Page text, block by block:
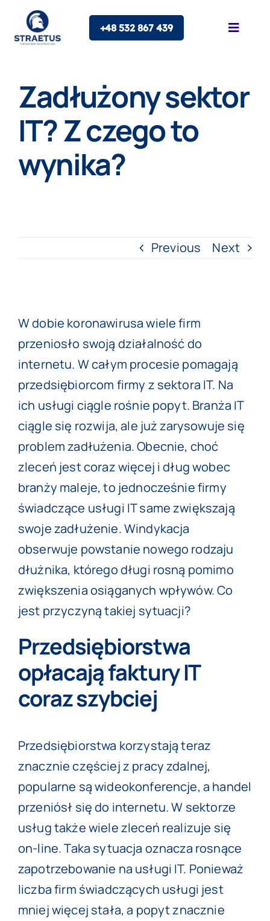
content
+48 532 867 439
Toggle
Oferta
Zadłużony sektor
IT? Z czego to
wynika?
Previous Next
Larger
Image
W dobie koronawirusa wiele firm
przeniosło swoją działalność do
internetu. W całym procesie pomagają
przedsiębiorcom firmy z sektora IT. Na
ich usługi ciągle rośnie popyt. Branża IT
ciągle się rozwija, ale już zarysowuje się
problem zadłużenia. Obecnie, choć
zleceń jest coraz więcej i dług wobec
branży maleje, to jednocześnie firmy
świadczące usługi IT same zwiększają
swoje zadłużenie.Windykacja
obserwuje powstanie nowego rodzaju
dłużnika, którego długi rosną pomimo
zwiększenia osiąganych wpływów. Co
jest przyczyną takiej sytuacji?
Przedsiębiorstwa
opłacają faktury IT
coraz szybciej
Przedsiębiorstwa korzystają teraz
znacznie częściej z pracy zdalnej,
popularne są wideokonferencje, a handel
przeniósł się do internetu. W sektorze
usług także wiele zleceń realizuje się
on-line. Taka sytuacja oznacza rosnące
zapotrzebowanie na usługi IT. Ponieważ
liczba firm świadczących usługi jest
mniej więcej stała, a popyt znacznie